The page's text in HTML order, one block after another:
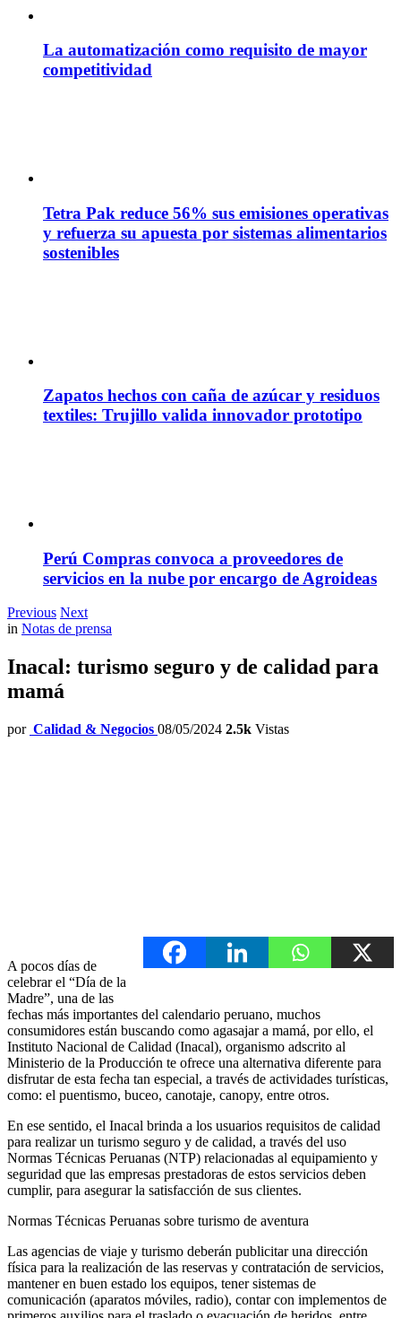
La automatización como requisito de mayor
competitividad
Tetra Pak reduce 56% sus emisiones operativas
y refuerza su apuesta por sistemas alimentarios
sostenibles
Zapatos hechos con caña de azúcar y residuos
textiles: Trujillo valida innovador prototipo
Perú Compras convoca a proveedores de
servicios en la nube por encargo de Agroideas
Previous Next
in Notas de prensa
Inacal: turismo seguro y de calidad para
mamá
por Calidad & Negocios 08/05/2024 2.5k Vistas
A pocos días de
celebrar el “Día de la
Madre”, una de las
fechas más importantes del calendario peruano, muchos
consumidores están buscando como agasajar a mamá, por ello, el
Instituto Nacional de Calidad (Inacal), organismo adscrito al
Ministerio de la Producción te ofrece una alternativa diferente para
disfrutar de esta fecha tan especial, a través de actividades turísticas,
como: el puentismo, buceo, canotaje, canopy, entre otros.
En ese sentido, el Inacal brinda a los usuarios requisitos de calidad
para realizar un turismo seguro y de calidad, a través del uso
Normas Técnicas Peruanas (NTP) relacionadas al equipamiento y
seguridad que las empresas prestadoras de estos servicios deben
cumplir, para asegurar la satisfacción de sus clientes.
Normas Técnicas Peruanas sobre turismo de aventura
Las agencias de viaje y turismo deberán publicitar una dirección
física para la realización de las reservas y contratación de servicios,
mantener en buen estado los equipos, tener sistemas de
comunicación (aparatos móviles, radio), contar con implementos de